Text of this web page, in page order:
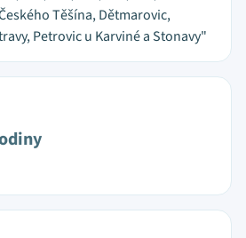
Těšína, Dětmarovic,
Petrovic u Karviné a Stonavy"